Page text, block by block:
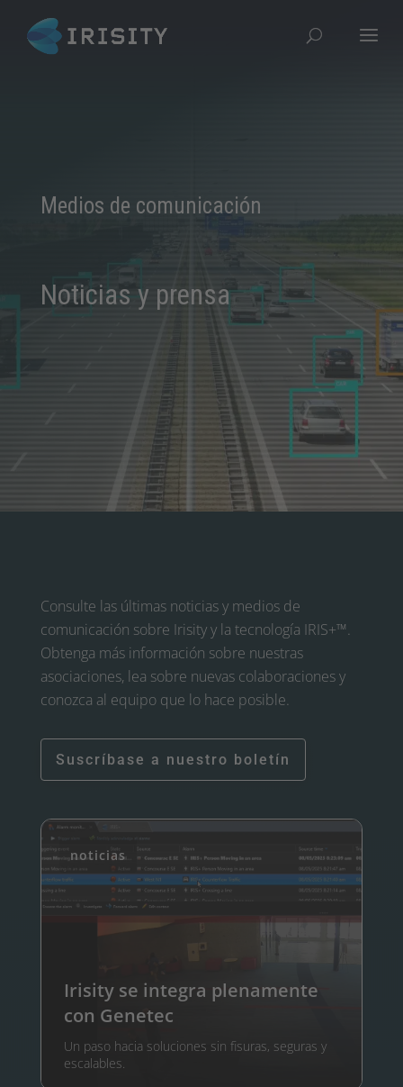
Medios de comunicación
Noticias y prensa​
Consulte las últimas noticias y medios de
comunicación sobre Irisity y la tecnología IRIS+™.
Obtenga más información sobre nuestras
asociaciones, lea sobre nuevas colaboraciones y
conozca al equipo que lo hace posible.
Suscríbase a nuestro boletín
noticias
Irisity se integra plenamente
con Genetec
Un paso hacia soluciones sin fisuras, seguras y
escalables.